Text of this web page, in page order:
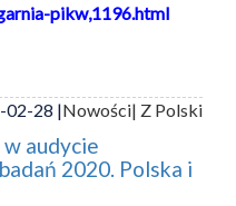
pikw,1196.html
02-28 |Nowości| Z Polski
audycie
2020. Polska i